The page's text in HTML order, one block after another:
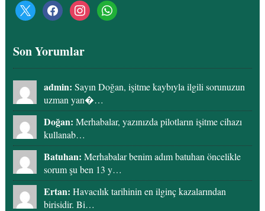
x facebookinstagramwhatsapp
Son Yorumlar
admin: Sayın Doğan, işitme kaybıyla ilgili sorunuzun
uzman yan�…
Doğan: Merhabalar, yazınızda pilotların işitme cihazı
kullanab…
Batuhan: Merhabalar benim adım batuhan öncelikle
sorum şu ben 13 y…
Ertan: Havacılık tarihinin en ilginç kazalarından
birisidir. Bi…